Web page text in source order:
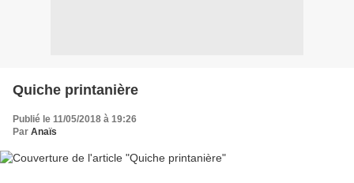
Quiche printanière
Publié le 11/05/2018 à 19:26
Par Anaïs